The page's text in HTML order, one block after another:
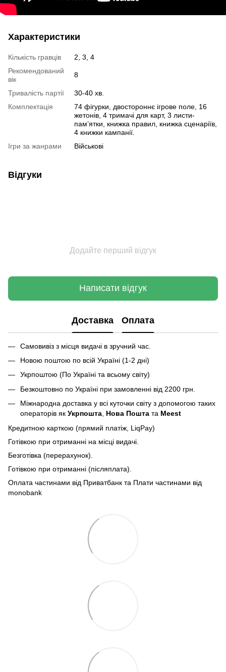
Характеристики
Кількість гравців
2, 3, 4
Рекомендований
вік
8
Тривалість партії
30-40 хв.
Комплектація
74 фігурки, двостороннє ігрове поле, 16
жетонів, 4 тримачі для карт, 3 листи-
пам’ятки, книжка правил, книжка сценаріїв,
4 книжки кампанії.
Ігри за жанрами
Військові
Відгуки
Додайте перший відгук
Написати відгук
Доставка Оплата
Самовивіз з місця видачі в зручний час.
Новою поштою по всій Україні (1-2 дні)
Укрпоштою (По Україні та всьому світу)
Безкоштовно по Україні при замовленні від 2200 грн.
Міжнародна доставка у всі куточки світу з допомогою таких
операторів як Укрпошта, Нова Пошта та Meest
Кредитною карткою (прямий платіж, LiqPay)
Готівкою при отриманні на місці видачі.
Безготівка (перерахунок).
Готівкою при отриманні (післяплата).
Оплата частинами від Приватбанк та Плати частинами від
monobank